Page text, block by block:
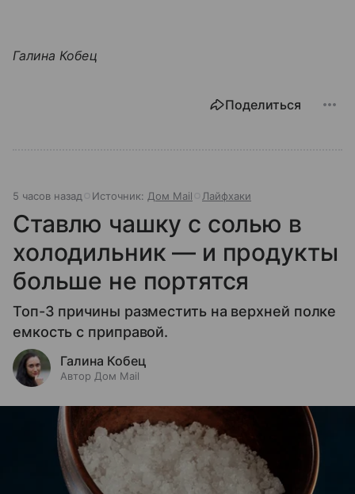
Галина Кобец
Поделиться
5 часов назад Источник: Дом Mail Лайфхаки
Ставлю чашку с солью в
холодильник — и продукты
больше не портятся
Топ-3 причины разместить на верхней полке
емкость с приправой.
Галина Кобец
Автор Дом Mail